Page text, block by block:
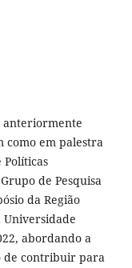
anteriormente
como em palestra
de Pesquisa
da Região
abordando a
de contribuir para